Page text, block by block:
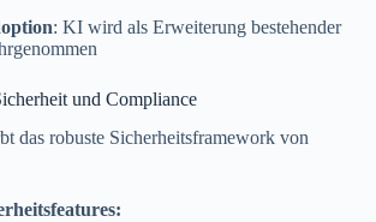
: KI wird als Erweiterung bestehender
und Compliance
das robuste Sicherheitsframework von